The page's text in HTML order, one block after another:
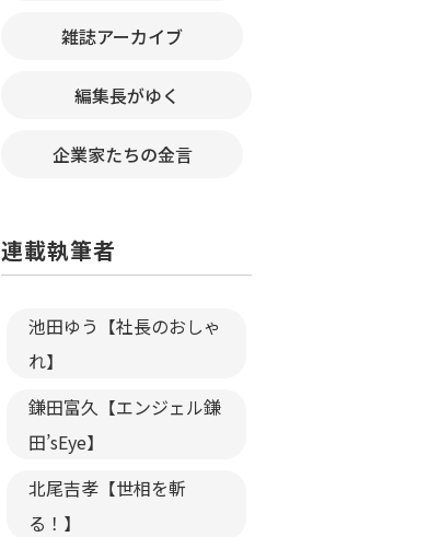
雑誌アーカイブ
編集長がゆく
企業家たちの金言
連載執筆者
池田ゆう【社長のおしゃ
れ】
鎌田富久【エンジェル鎌
田’sEye】
北尾吉孝【世相を斬
る！】